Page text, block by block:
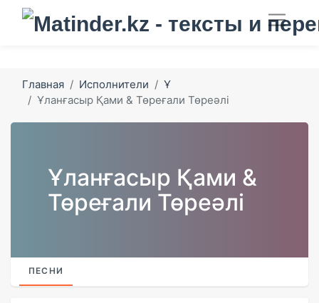
Главная Исполнители
Ұ
Ұланғасыр Қами & Төреғали Төреәлі
Ұланғасыр Қами &
Төреғали Төреәлі
ПЕСНИ